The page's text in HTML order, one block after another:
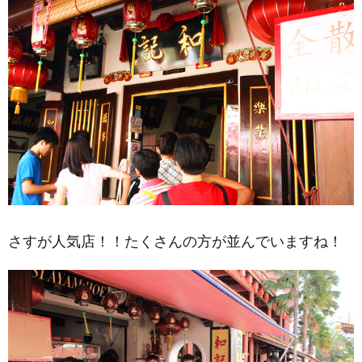
さすが人気店！！たくさんの方が並んでいますね！